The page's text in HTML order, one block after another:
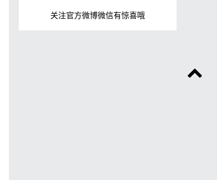
关注官方微博微信有惊喜哦